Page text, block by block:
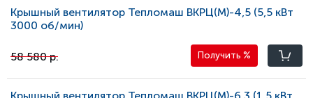
Крышный вентилятор Тепломаш ВКРЦ(М)-4,5 (5,5 кВт
3000 oб/мин)
58 580 р. Получить %